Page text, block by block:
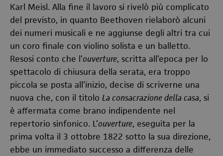
Karl Meisl. Alla fine il lavoro si rivelò più complicato
del previsto, in quanto Beethoven rielaborò alcuni
dei numeri musicali e ne aggiunse degli altri tra cui
un coro finale con violino solista e un balletto.
Resosi conto che l’ouverture, scritta all’epoca per lo
spettacolo di chiusura della serata, era troppo
piccola se posta all’inizio, decise di scriverne una
nuova che, con il titolo La consacrazione della casa, si
è affermata come brano indipendente nel
repertorio sinfonico. L’ouverture, eseguita per la
prima volta il 3 ottobre 1822 sotto la sua direzione,
ebbe un immediato successo a differenza delle